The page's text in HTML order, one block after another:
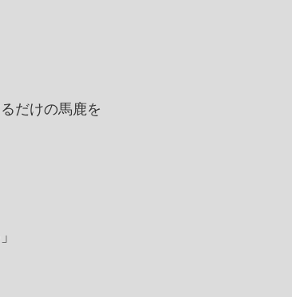
だけの馬鹿を